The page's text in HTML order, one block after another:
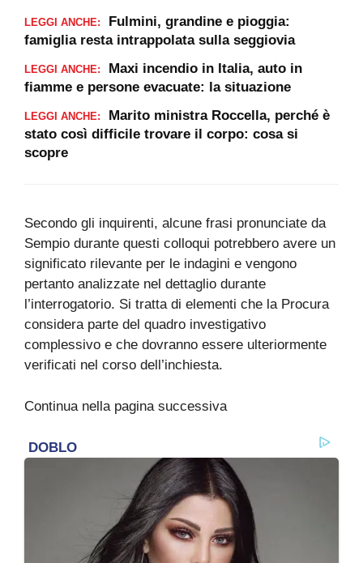
LEGGI ANCHE:
Fulmini, grandine e pioggia:
famiglia resta intrappolata sulla seggiovia
LEGGI ANCHE:
Maxi incendio in Italia, auto in
fiamme e persone evacuate: la situazione
LEGGI ANCHE:
Marito ministra Roccella, perché è
stato così difficile trovare il corpo: cosa si
scopre
Secondo gli inquirenti, alcune frasi pronunciate da
Sempio durante questi colloqui potrebbero avere un
significato rilevante per le indagini e vengono
pertanto analizzate nel dettaglio durante
l’interrogatorio. Si tratta di elementi che la Procura
considera parte del quadro investigativo
complessivo e che dovranno essere ulteriormente
verificati nel corso dell’inchiesta.
Continua nella pagina successiva